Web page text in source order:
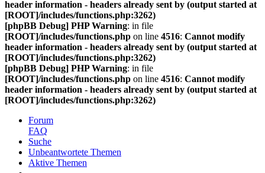
header information - headers already sent by (output started at
[ROOT]/includes/functions.php:3262)
[phpBB Debug] PHP Warning: in file
[ROOT]/includes/functions.php on line 4516: Cannot modify
header information - headers already sent by (output started at
[ROOT]/includes/functions.php:3262)
[phpBB Debug] PHP Warning: in file
[ROOT]/includes/functions.php on line 4516: Cannot modify
header information - headers already sent by (output started at
[ROOT]/includes/functions.php:3262)
Forum
FAQ
Suche
Unbeantwortete Themen
Aktive Themen